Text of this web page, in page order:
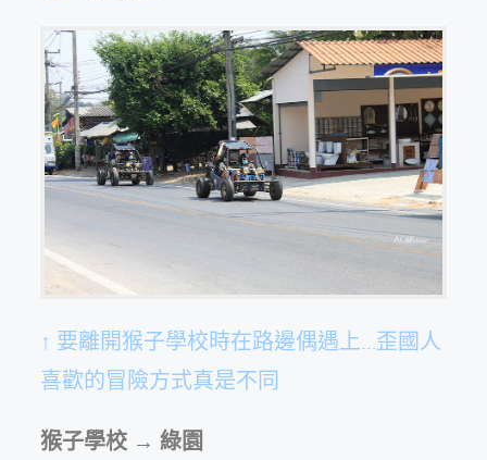
↑ 要離開猴子學校時在路邊偶遇上…歪國人
喜歡的冒險方式真是不同
猴子學校 → 綠園